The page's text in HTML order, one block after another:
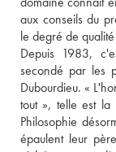
aux conseils du
le degré de
Depuis 1983,
secondé par les
Dubourdieu. «
tout », telle est la
Philosophie
épaulent leur